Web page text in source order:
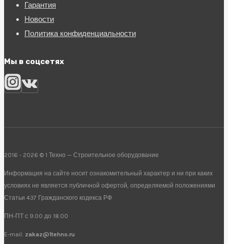
Гарантия
Новости
Политика конфиденциальности
Мы в соцсетях
2016 - 2026 © 1 Техно — Строительное оборудование
Информация на сайте носит ознакомительный характер и ни при каких
условиях не является публичной офертой, определяемой положениями
Статьи 437 Гражданского кодекса РФ
ПН-ПТ с 9.00 до 18.00
E-mail: zakaz@1tehno.ru